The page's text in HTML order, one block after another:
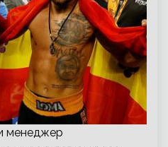
менеджер